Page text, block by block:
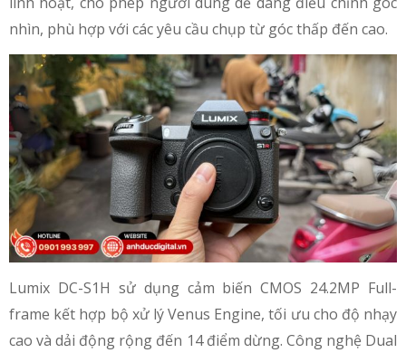
nhìn, phù hợp với các yêu cầu chụp từ góc thấp đến cao.
Lumix DC-S1H sử dụng cảm biến CMOS 24.2MP Full-
frame kết hợp bộ xử lý Venus Engine, tối ưu cho độ nhạy
cao và dải động rộng đến 14 điểm dừng. Công nghệ Dual